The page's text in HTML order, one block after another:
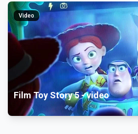
Video
Film Toy Story 5 - video